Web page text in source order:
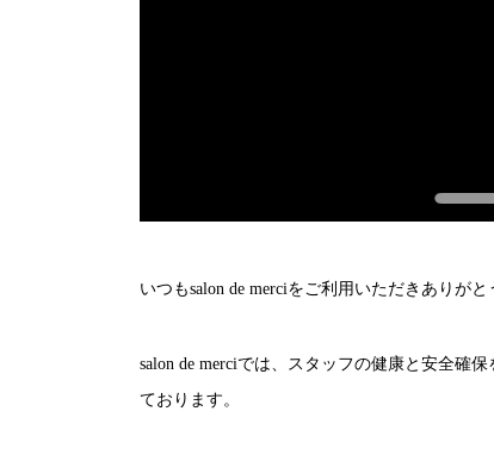
いつもsalon de merciをご利用いただきありがと
salon de merciでは、
スタッフの健康と安全確
ております。